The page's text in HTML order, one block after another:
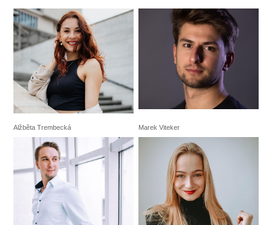
Alžběta Trembecká Marek Viteker